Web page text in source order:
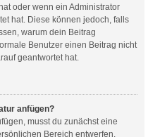
oder wenn ein Administrator
hat. Diese können jedoch, falls
warum dein Beitrag
Benutzer einen Beitrag nicht
geantwortet hat.
anfügen?
musst du zunächst eine
Bereich entwerfen.